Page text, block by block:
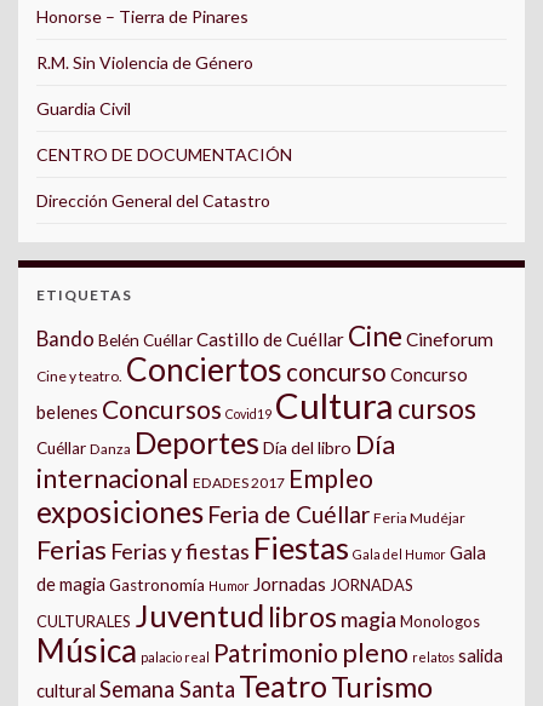
Honorse – Tierra de Pinares
R.M. Sin Violencia de Género
Guardia Civil
CENTRO DE DOCUMENTACIÓN
Dirección General del Catastro
ETIQUETAS
Bando Belén CuéllarCastillo de Cuéllar Cine Cineforum
Cine y teatro. Conciertos concurso Concurso
belenes Concursos Covid19 Cultura cursos
Cuéllar Danza Deportes Día del libro Día
internacional EDADES 2017 Empleo
exposiciones Feria de Cuéllar Feria Mudéjar
Ferias Ferias y fiestas Fiestas Gala del Humor Gala
de magia Gastronomía Humor Jornadas JORNADAS
CULTURALES Juventud libros magia Monologos
Música palacio real Patrimonio pleno relatos salida
cultural Semana Santa TeatroTurismo